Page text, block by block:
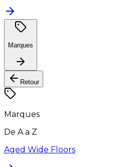
Marques
Retour
Marques
De A a Z
Aged Wide Floors